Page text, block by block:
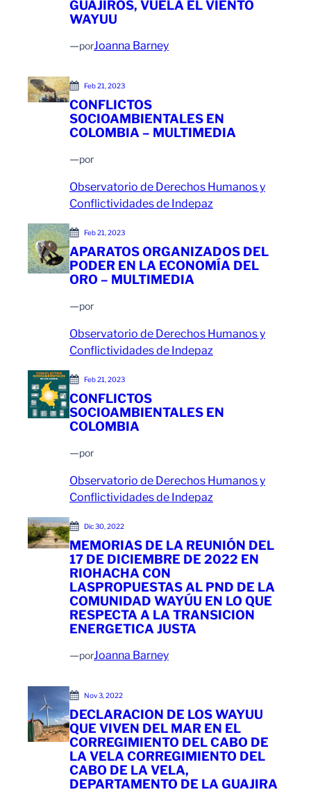
GUAJIROS, VUELA EL VIENTO
WAYUU
—porJoanna Barney
Feb 21, 2023
CONFLICTOS
SOCIOAMBIENTALES EN
COLOMBIA – MULTIMEDIA
—por
Observatorio de Derechos Humanos y
Conflictividades de Indepaz
Feb 21, 2023
APARATOS ORGANIZADOS DEL
PODER EN LA ECONOMÍA DEL
ORO – MULTIMEDIA
—por
Observatorio de Derechos Humanos y
Conflictividades de Indepaz
Feb 21, 2023
CONFLICTOS
SOCIOAMBIENTALES EN
COLOMBIA
—por
Observatorio de Derechos Humanos y
Conflictividades de Indepaz
Dic 30, 2022
MEMORIAS DE LA REUNIÓN DEL
17 DE DICIEMBRE DE 2022 EN
RIOHACHA CON
LASPROPUESTAS AL PND DE LA
COMUNIDAD WAYÚU EN LO QUE
RESPECTA A LA TRANSICION
ENERGETICA JUSTA
—porJoanna Barney
Nov 3, 2022
DECLARACION DE LOS WAYUU
QUE VIVEN DEL MAR EN EL
CORREGIMIENTO DEL CABO DE
LA VELA CORREGIMIENTO DEL
CABO DE LA VELA,
DEPARTAMENTO DE LA GUAJIRA